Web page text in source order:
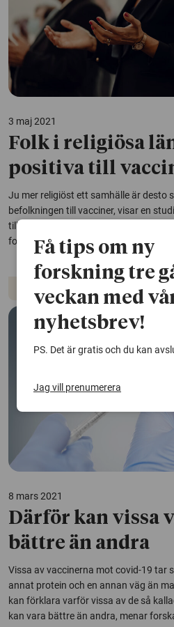
3 maj 2021
Folk i religiösa
positiva till
Ju mer religiöst ett samhälle är desto
befolkningen till vacciner, visar en
till varför vaccinmotståndet varierar
forskarna.
8 mars 2021
Därför kan vissa
bättre än andra
Vissa av vaccinerna mot covid-19 tar
annat protein och en annan väg än
kan förklara varför vissa av de så
kan vara bättre än andra, menar
Få tips om ny
forskning tre
veckan med
nyhetsbrev!
PS. Det är gratis och du kan
Jag vill prenumerera